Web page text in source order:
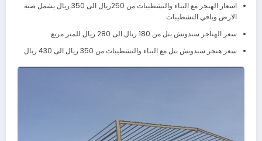
اسعار الهنجر مع البناء والتشطيبات من 250ريال الى 350 ريال يشمل صبة
الارض وباقي التشطيبات
سعر الهناجر سندوتش بنل من 180 ريال الى 280 ريال للمتر مربع
سعر هنجر سندوتش بنل مع البناء والتشطيبات من 350 ريال الى 430 ريال